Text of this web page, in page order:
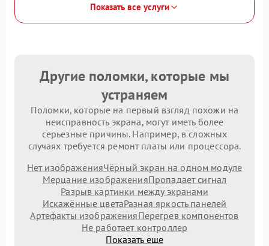
Показать все услуги
Другие поломки, которые мы
устраняем
Поломки, которые на первый взгляд похожи на
неисправность экрана, могут иметь более
серьезные причины. Например, в сложных
случаях требуется ремонт платы или процессора.
Нет изображенияЧёрный экран на одном модуле
Мерцание изображенияПропадает сигнал
Разрыв картинки между экранами
Искажённые цветаРазная яркость панелей
Артефакты изображенияПерегрев компонентов
Не работает контроллер
Показать еще